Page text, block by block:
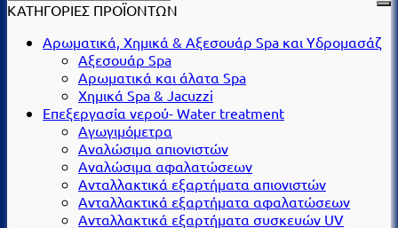
ΚΑΤΗΓΟΡΙΕΣ ΠΡΟΪΟΝΤΩΝ
Αρωματικά, Χημικά & Αξεσουάρ Spa και Υδρομασάζ
Αξεσουάρ Spa
Αρωματικά και άλατα Spa
Χημικά Spa & Jacuzzi
Επεξεργασία νερού- Water treatment
Αγωγιμόμετρα
Αναλώσιμα απιονιστών
Αναλώσιμα αφαλατώσεων
Ανταλλακτικά εξαρτήματα απιονιστών
Ανταλλακτικά εξαρτήματα αφαλατώσεων
Ανταλλακτικά εξαρτήματα συσκευών UV